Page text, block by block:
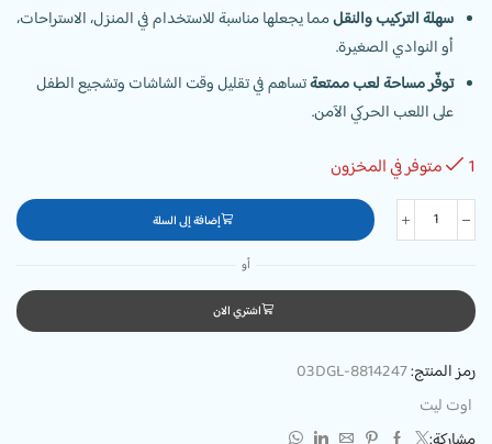
سهلة التركيب والنقلمما يجعلها مناسبة للاستخدام في المنزل، الاستراحات،
أو النوادي الصغيرة.
توفّر مساحة لعب ممتعةتساهم في تقليل وقت الشاشات وتشجيع الطفل
على اللعب الحركي الآمن.
1 متوفر في المخزون
إضافة إلى السلة
أو
اشتري الان
رمز المنتج:03DGL-8814247
اوت ليت